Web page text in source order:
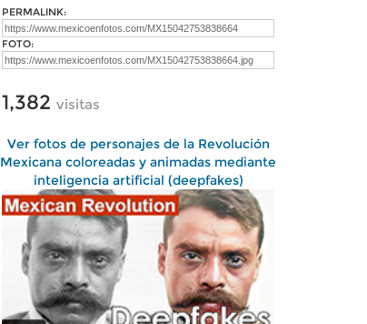
PERMALINK:
FOTO:
1,382 visitas
Ver fotos de personajes de la Revolución
Mexicana coloreadas y animadas mediante
inteligencia artificial (deepfakes)